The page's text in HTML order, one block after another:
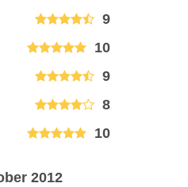
9
10
9
8
10
2012